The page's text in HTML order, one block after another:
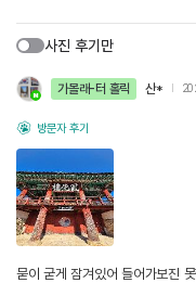
사진 후기만
가볼래-터 홀릭 산*
방문자 후기
묻이 굳게 잠겨있어 들어가보진